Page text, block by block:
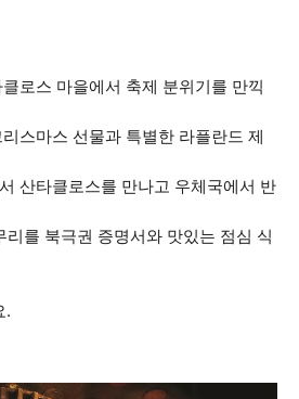
로스 마을에서 축제 분위기를 만끽
스마스 선물과 특별한 라플란드 제
산타클로스를 만나고 우체국에서 반
를 북극권 증명서와 맛있는 점심 식
.